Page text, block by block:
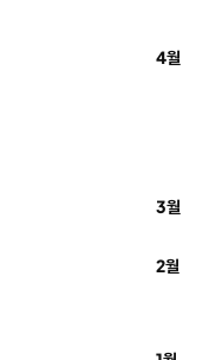
4월
3월
2월